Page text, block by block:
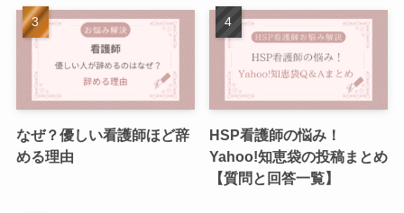
なぜ？優しい看護師ほど辞
める理由
HSP看護師の悩み！
Yahoo!知恵袋の投稿まとめ
【質問と回答一覧】